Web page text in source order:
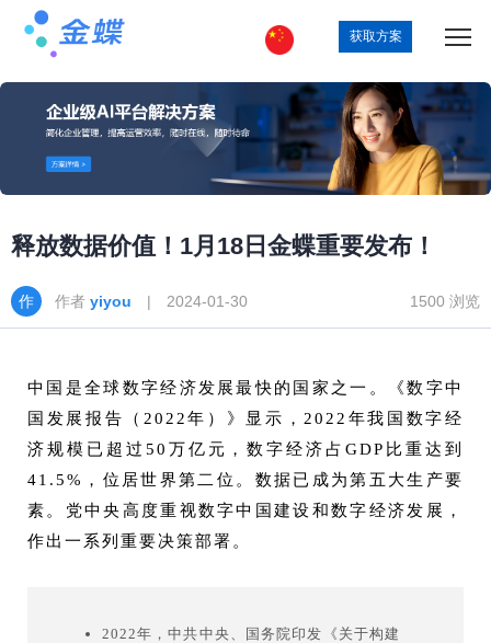
获取方案
释放数据价值！1月18日金蝶重要发布！
作者 yiyou | 2024-01-30 1500 浏览
中国是全球数字经济发展最快的国家之一。《数字中
国发展报告（2022年）》显示，2022年我国数字经
济规模已超过50万亿元，数字经济占GDP比重达到
41.5%，位居世界第二位。数据已成为第五大生产要
素。党中央高度重视数字中国建设和数字经济发展，
作出一系列重要决策部署。
2022年，中共中央、国务院印发《关于构建